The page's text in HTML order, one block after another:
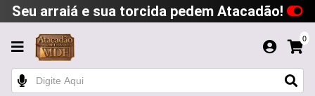
Seu arraiá e sua torcida pedem Atacadão!
0